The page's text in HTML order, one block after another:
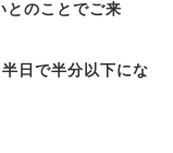
とのことでご来
日で半分以下にな